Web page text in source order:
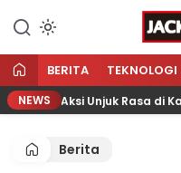
konten
Sumber
BERITA TEKNOLOGI
NEWSAksi Unjuk Rasa di
Berita